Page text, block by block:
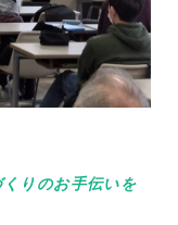
りのお手伝いを